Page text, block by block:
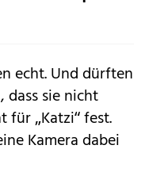
echt. Und dürften
dass sie nicht
für „Katzi“ fest.
Kamera dabei